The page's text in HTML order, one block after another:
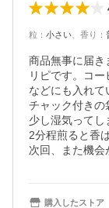
粒 ： 小さい 香り ：
商品無事に届き
リピです。コ
などにも入れて
チャック付きの
少し湿気ってし
2分程煎ると香
次回、また機会
購入したストア